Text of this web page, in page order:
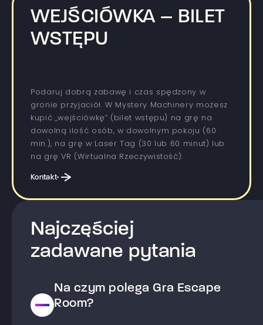
WEJŚCIÓWKA – BILET
WSTĘPU
Podaruj dobrą zabawę i czas spędzony w
gronie przyjaciół. W Mystery Machinery możesz
kupić „wejściówkę” (bilet wstępu) na grę na
dowolną ilość osób, w dowolnym pokoju (60
min.), na grę w Laser Tag (30 lub 60 minut) lub
na grę VR (Wirtualna Rzeczywistość).
Kontakt
Najczęściej
zadawane pytania
Na czym polega Gra Escape
Room?